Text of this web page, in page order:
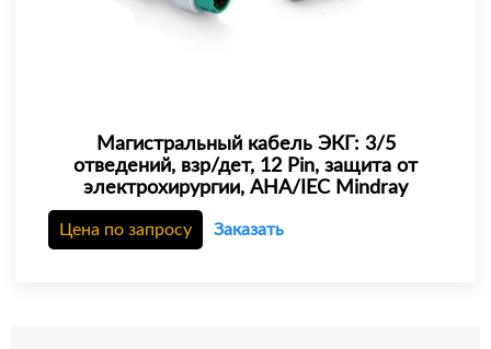
Магистральный кабель ЭКГ: 3/5
отведений, взр/дет, 12 Pin, защита от
электрохирургии, AHA/IEC Mindray
Цена по запросу Заказать